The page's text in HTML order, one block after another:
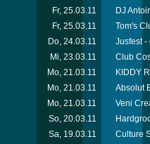
Fr, 25.03.11
DJ
Fr, 25.03.11
Tom's
Do, 24.03.11
Jusfest -
Mi, 23.03.11
Club
Mo, 21.03.11
KIDDY
Mo, 21.03.11
Absolut
Mo, 21.03.11
Veni
So, 20.03.11
Sa, 19.03.11
Culture